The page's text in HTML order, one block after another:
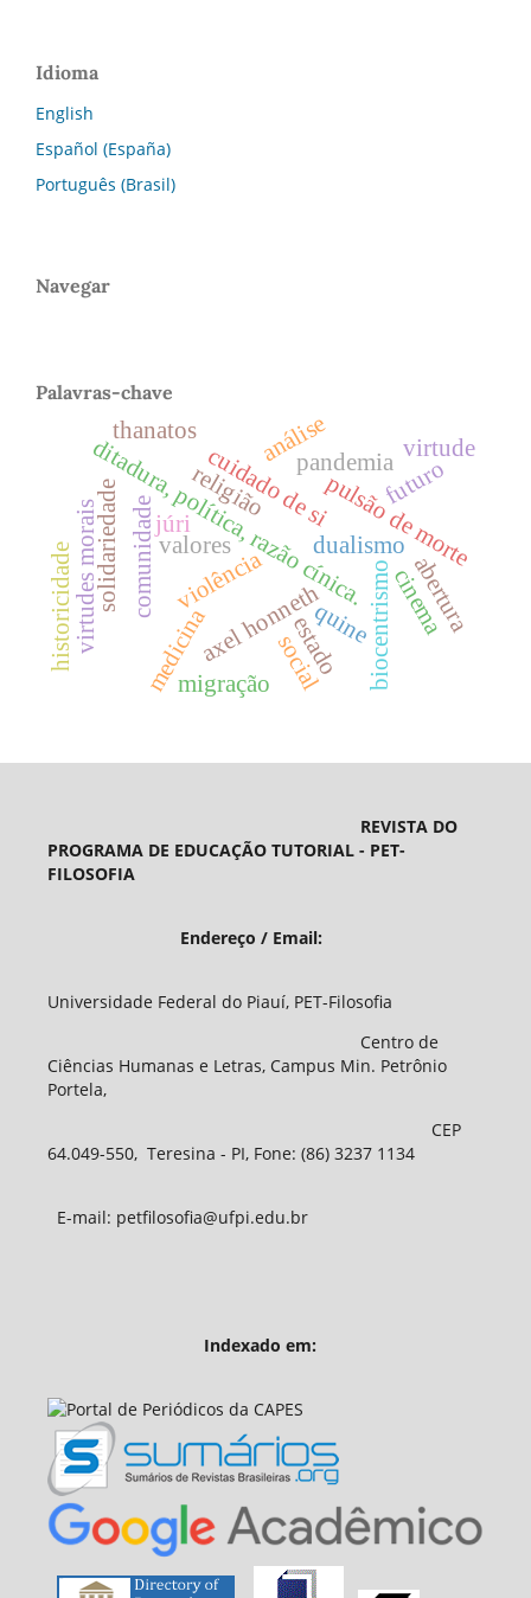
Idioma
English
Español (España)
Português (Brasil)
Navegar
Palavras-chave
cuidado de si
violência
ditadura, política, razão cínica.
axel honneth
solidariedade
estado
comunidade
biocentrismo
virtudes morais
religião
medicina
dualismo
pulsão de morte
thanatos
futuro
pandemia
valores
abertura
análise
social
quine
migração
virtude
historicidade
júri
cinema
REVISTA DO
PROGRAMA DE EDUCAÇÃO TUTORIAL - PET-
FILOSOFIA
Endereço / Email:
Universidade Federal do Piauí, PET-Filosofia
Centro de
Ciências Humanas e Letras, Campus Min. Petrônio
Portela,
CEP
64.049-550, Teresina - PI, Fone: (86) 3237 1134
E-mail: petfilosofia@ufpi.edu.br
Indexado em: